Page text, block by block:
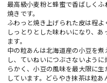
最高級小麦粉と蜂蜜で香ばしく
焼きです。
ふわっと焼き上げられた皮は程
しっとりとした味わいになり、
ます。
中の粒あんは北海道産の小豆を
し、ていねいにつぶさないよう
らかく、小豆の風味を最大限に
しています。どらやき抹茶は粒